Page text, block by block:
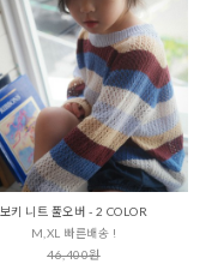
보키 니트 풀오버 - 2 COLOR
M,XL 빠른배송 !
46,400원